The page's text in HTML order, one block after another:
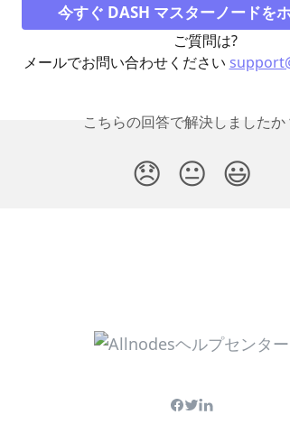
今すぐ DASH マスターノードを
ご質問は?
メールでお問い合わせください
こちらの回答で解決しましたか
😞 😐 😃